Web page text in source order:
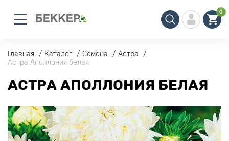
0
Главная Каталог Семена
Астра
Астра Аполлония белая
АСТРА АПОЛЛОНИЯ БЕЛАЯ